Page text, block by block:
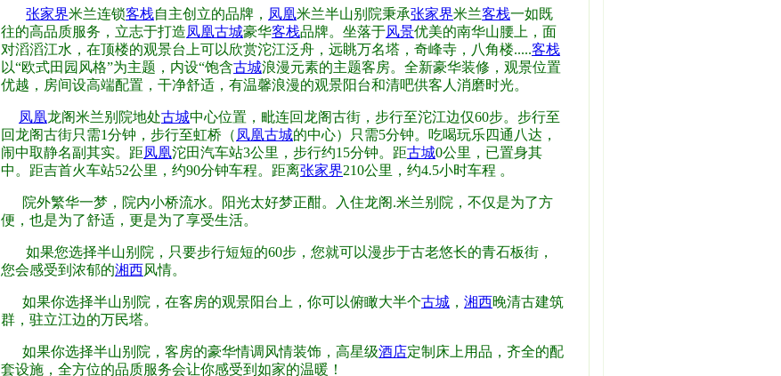
张家界米兰连锁客栈自主创立的品牌， 凤凰米兰半山别院秉承张家界米兰客栈一如既
往的高品质服务，立志于打造凤凰古城豪华客栈品牌。坐落于风景优美的南华山腰上，面
对滔滔江水，在顶楼的观景台上可以欣赏沱江泛舟，远眺万名塔，奇峰寺，八角楼.....客栈
以“欧式田园风格”为主题，内设“饱含古城浪漫元素的主题客房。全新豪华装修，观景位置
优越，房间设高端配置，干净舒适，有温馨浪漫的观景阳台和清吧供客人消磨时光。
凤凰龙阁米兰别院地处古城中心位置，毗连回龙阁古街，步行至沱江边仅60步。步行至
回龙阁古街只需1分钟，步行至虹桥（ 凤凰古城的中心）只需5分钟。吃喝玩乐四通八达，
闹中取静名副其实。距凤凰沱田汽车站3公里，步行约15分钟。距古城0公里，已置身其
中。距吉首火车站52公里，约90分钟车程。距离张家界210公里，约4.5小时车程 。
院外繁华一梦，院内小桥流水。阳光太好梦正酣。入住龙阁.米兰别院，不仅是为了方
便，也是为了舒适，更是为了享受生活。
如果您选择半山别院，只要步行短短的60步，您就可以漫步于古老悠长的青石板街，
您会感受到浓郁的湘西风情。
如果你选择半山别院，在客房的观景阳台上，你可以俯瞰大半个古城 ， 湘西晚清古建筑
群，驻立江边的万民塔。
如果你选择半山别院，客房的豪华情调风情装饰，高星级酒店定制床上用品，齐全的配
套设施，全方位的品质服务会让你感受到如家的温暖！